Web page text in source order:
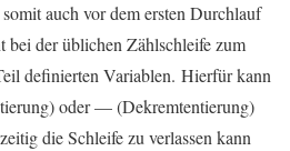
auch vor dem ersten Durchlauf
bei der üblichen Zählschleife zum
definierten Variablen. Hierfür kann
oder — (Dekremtentierung)
die Schleife zu verlassen kann